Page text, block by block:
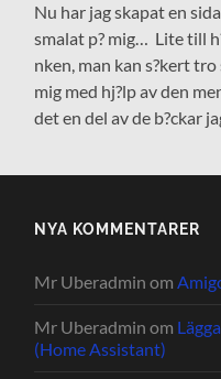
Nu har jag skapat en
smalat p? mig… Lite till
nken, man kan s?kert
mig med hj?lp av den
det en del av de b?ckar
NYA KOMMENTARER
Mr Uberadmin om
Mr Uberadmin om
(Home Assistant)